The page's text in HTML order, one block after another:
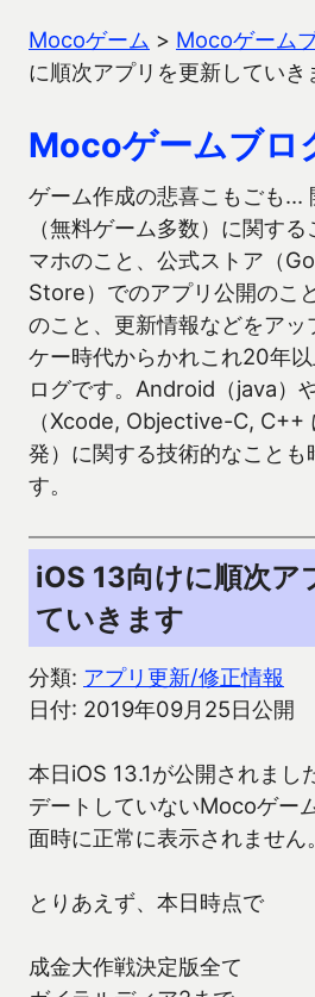
Mocoゲーム > Mocoゲーム
に順次アプリを更新していき
Mocoゲームブロ
ゲーム作成の悲喜こもごも…
（無料ゲーム多数）に関す
マホのこと、公式ストア（
Store）でのアプリ公開のこ
のこと、更新情報などをアッ
ケー時代からかれこれ20年
ログです。Android（java）
（Xcode, Objective-C, C++
発）に関する技術的なことも
す。
iOS 13向けに順次ア
ていきます
分類: アプリ更新/修正情報
日付: 2019年09月25日公開
本日iOS 13.1が公開されまし
デートしていないMocoゲー
面時に正常に表示されません。
とりあえず、本日時点で
成金大作戦決定版全て